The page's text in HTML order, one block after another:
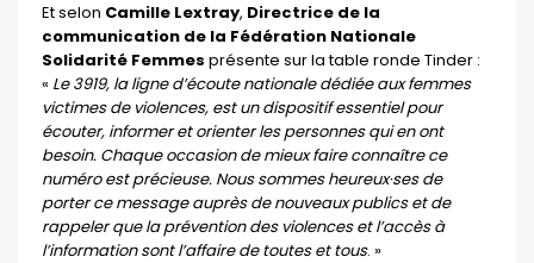
Et selon Camille Lextray, Directrice de la
communication de la Fédération Nationale
Solidarité Femmes présente sur la table ronde Tinder :
« Le 3919, la ligne d’écoute nationale dédiée aux femmes
victimes de violences, est un dispositif essentiel pour
écouter, informer et orienter les personnes qui en ont
besoin. Chaque occasion de mieux faire connaître ce
numéro est précieuse. Nous sommes heureux·ses de
porter ce message auprès de nouveaux publics et de
rappeler que la prévention des violences et l’accès à
l’information sont l’affaire de toutes et tous. »